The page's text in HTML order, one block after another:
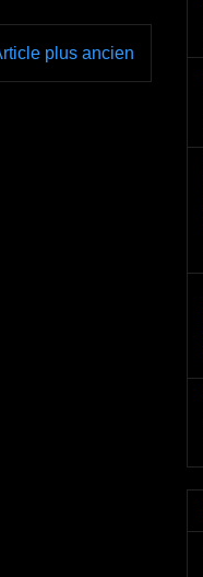
plus ancien